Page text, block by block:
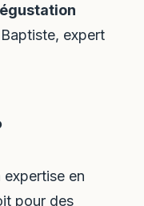
expert
en
pour des